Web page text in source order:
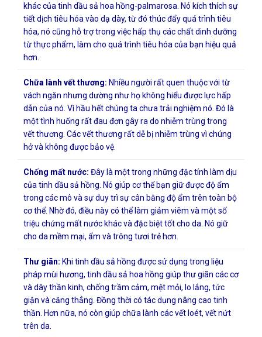
khác của tinh dầu sả hoa hồng-palmarosa. Nó kích thích sự
tiết dịch tiêu hóa vào dạ dày, từ đó thúc đẩy quá trình tiêu
hóa, nó cũng hỗ trợ trong việc hấp thụ các chất dinh dưỡng
từ thực phẩm, làm cho quá trình tiêu hóa của bạn hiệu quả
hơn.
Chữa lành vết thương: Nhiều người rất quen thuộc với từ
vách ngăn nhưng dường như họ không hiểu được lực hấp
dẫn của nó. Vì hầu hết chúng ta chưa trải nghiệm nó. Đó là
một tình huống rất đau đơn gây ra do nhiễm trùng trong
vết thương. Các vết thương rất dễ bị nhiễm trùng vì chúng
hở và không được bảo vệ.
Chống mất nước: Đây là một trong những đặc tính làm dịu
của tinh dầu sả hồng. Nó giúp cơ thể bạn giữ được độ ẩm
trong các mô và sự duy trì sự cân bằng độ ẩm trên toàn bộ
cơ thể. Nhờ đó, điều này có thể làm giảm viêm và một số
triệu chứng mất nước khác và đặc biệt tốt cho da. Nó giữ
cho da mềm mại, ẩm và trông tươi trẻ hơn.
Thư giãn: Khi tinh dầu sả hồng được sử dụng trong liệu
pháp mùi hương, tinh dầu sả hoa hồng giúp thư giãn các cơ
và dây thần kinh, chống trầm cảm, mệt mỏi, lo lắng, tức
giận và căng thẳng. Đồng thời có tác dụng nâng cao tinh
thần. Hơn nữa, nó còn giúp chữa lành các vết loét, vết nứt
trên da.